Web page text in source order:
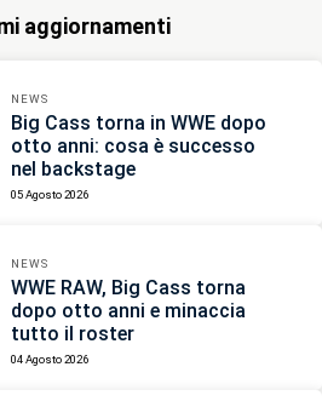
aggiornamenti
NEWS
Big Cass torna in WWE dopo
otto anni: cosa è successo
nel backstage
05 Agosto 2026
NEWS
WWE RAW, Big Cass torna
dopo otto anni e minaccia
tutto il roster
04 Agosto 2026